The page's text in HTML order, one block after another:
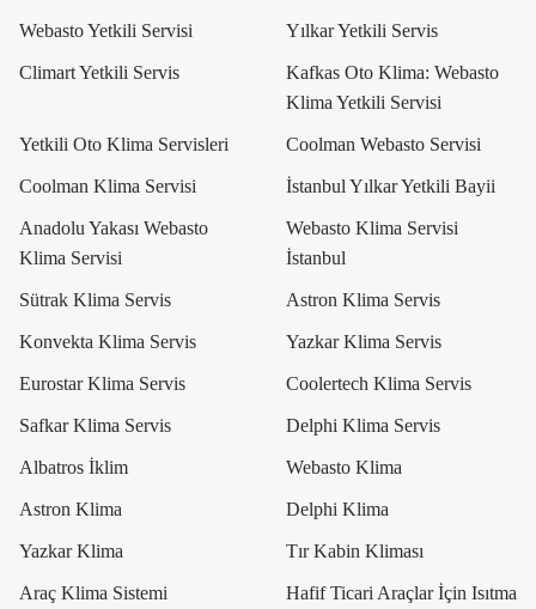
Webasto Yetkili Servisi Yılkar Yetkili Servis
Climart Yetkili Servis
Kafkas Oto Klima: Webasto
Klima Yetkili Servisi
Yetkili Oto Klima Servisleri Coolman Webasto Servisi
Coolman Klima Servisi İstanbul Yılkar Yetkili Bayii
Anadolu Yakası Webasto
Klima Servisi
Webasto Klima Servisi
İstanbul
Sütrak Klima Servis Astron Klima Servis
Konvekta Klima Servis Yazkar Klima Servis
Eurostar Klima Servis Coolertech Klima Servis
Safkar Klima Servis Delphi Klima Servis
Albatros İklim Webasto Klima
Astron Klima Delphi Klima
Yazkar Klima Tır Kabin Kliması
Araç Klima Sistemi
Hafif Ticari Araçlar İçin Isıtma